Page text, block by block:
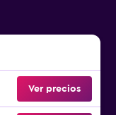
Ver precios